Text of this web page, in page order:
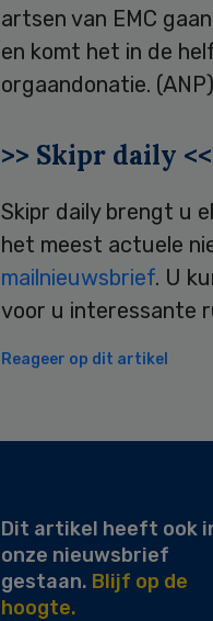
artsen van EMC
en komt het in de
orgaandonatie. (ANP)
>> Skipr daily <<
Skipr daily brengt u
het meest actuele
mailnieuwsbrief. U
voor u interessante
Reageer op dit artikel
Dit artikel heeft ook
onze nieuwsbrief
gestaan. Blijf op de
hoogte.